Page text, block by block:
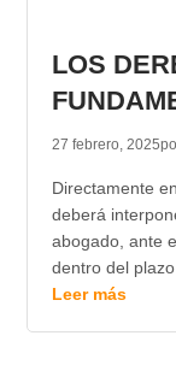
LOS
27 febrero, 2025
Directamente
deberá
abogado, ante
dentro del
Leer más